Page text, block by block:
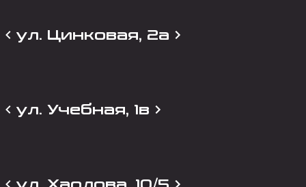
ул. Цинковая, 2а
ул. Учебная, 1в